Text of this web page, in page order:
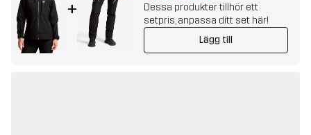
+
Dessa produkter tillhör ett
setpris, anpassa ditt set här!
Lägg till